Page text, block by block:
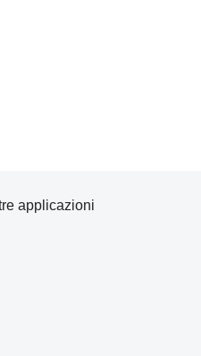
applicazioni